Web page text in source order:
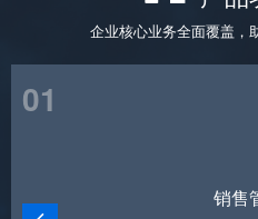
企业核心业务全面覆盖，
01
销售